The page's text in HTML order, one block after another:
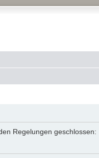
Regelungen geschlossen: